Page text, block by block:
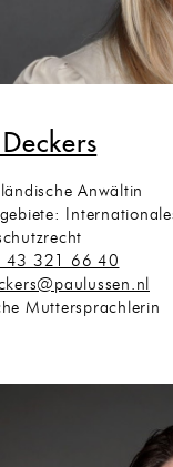
Anwältin
43 321 66 40
Muttersprachlerin